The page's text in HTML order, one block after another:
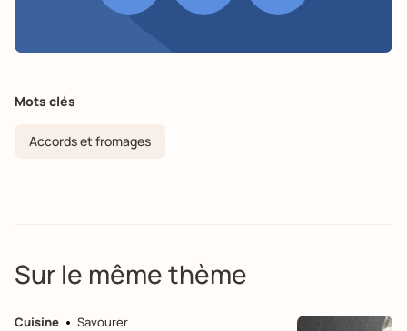
Mots clés
Accords et fromages
Sur le même thème
Cuisine Savourer